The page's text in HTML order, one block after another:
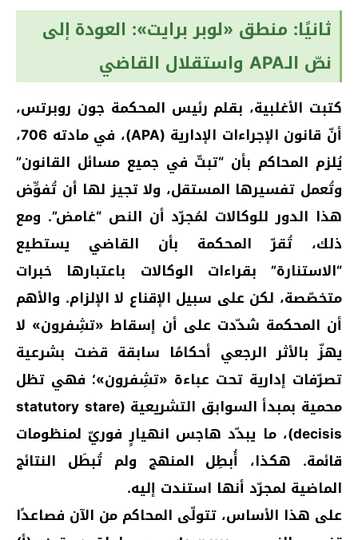
ثانيًا: منطق «لوبر برايت»: العودة إلى
نصّ الـAPA واستقلال القاضي
كتبت الأغلبية، بقلم رئيس المحكمة جون روبرتس،
أنّ قانون الإجراءات الإدارية (APA)، في مادته 706،
يُلزم المحاكم بأن “تبتّ في جميع مسائل القانون”
وتُعمل تفسيرها المستقل، ولا تجيز لها أن تُفوِّض
هذا الدور للوكالات لمُجرّد أن النص “غامض”. ومع
ذلك، تُقرّ المحكمة بأن القاضي يستطيع
“الاستنارة” بقراءات الوكالات باعتبارها خبرات
متخصّصة، لكن على سبيل الإقناع لا الإلزام. والأهم
أن المحكمة شدّدت على أن إسقاط «تشِفرون» لا
يهزّ بالأثر الرجعي أحكامًا سابقة قضت بشرعية
تصرّفات إدارية تحت عباءة «تشِفرون»؛ فهي تظل
محمية بمبدأ السوابق التشريعية (statutory stare
decisis)، ما يبدّد هاجس انهيارٍ فوريّ لمنظومات
قائمة. هكذا، أُبطِل المنهج ولم تُبطَل النتائج
الماضية لمجرّد أنها استندت إليه.
على هذا الأساس، تتولّى المحاكم من الآن فصاعدًا